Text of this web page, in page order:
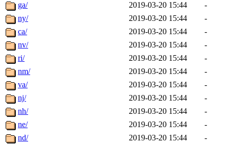
ga/
2019-03-20 15:44
-
ny/
2019-03-20 15:44
-
ca/
2019-03-20 15:44
-
nv/
2019-03-20 15:44
-
ri/
2019-03-20 15:44
-
nm/
2019-03-20 15:44
-
va/
2019-03-20 15:44
-
nj/
2019-03-20 15:44
-
nh/
2019-03-20 15:44
-
ne/
2019-03-20 15:44
-
nd/
2019-03-20 15:44
-